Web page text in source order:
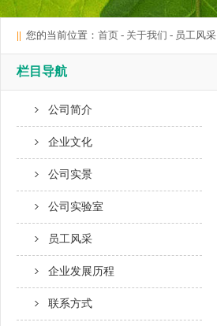
|| 您的当前位置： 首页 - 关于我们 - 员工风采
栏目导航
公司简介
企业文化
公司实景
公司实验室
员工风采
企业发展历程
联系方式